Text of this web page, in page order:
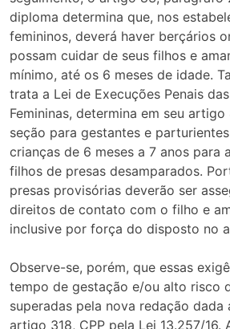
diploma determina que, nos
femininos, deverá haver berçários
possam cuidar de seus filhos e
mínimo, até os 6 meses de idade.
trata a Lei de Execuções Penais
Femininas, determina em seu
seção para gestantes e
crianças de 6 meses a 7 anos para
filhos de presas desamparados.
presas provisórias deverão ser
direitos de contato com o filho e
inclusive por força do disposto no
Observe-se, porém, que essas
tempo de gestação e/ou alto risco
superadas pela nova redação dada
artigo 318, CPP pela Lei 13.257/16.